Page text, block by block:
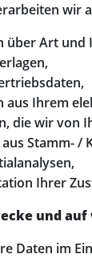
wir
Art und
Ihrem
die wir von
Stamm- /
Ihrer
und
Daten im